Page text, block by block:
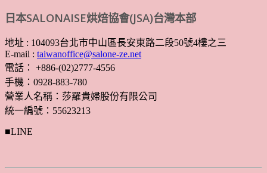
日本SALONAISE烘焙協會(JSA)台灣本部
地址 : 104093台北市中山區長安東路二段50號4樓之三
E-mail : taiwanoffice@salone-ze.net
電話： +886-(02)2777-4556
手機：0928-883-780
營業人名稱：莎羅貴婦股份有限公司
統一編號：55623213
■LINE